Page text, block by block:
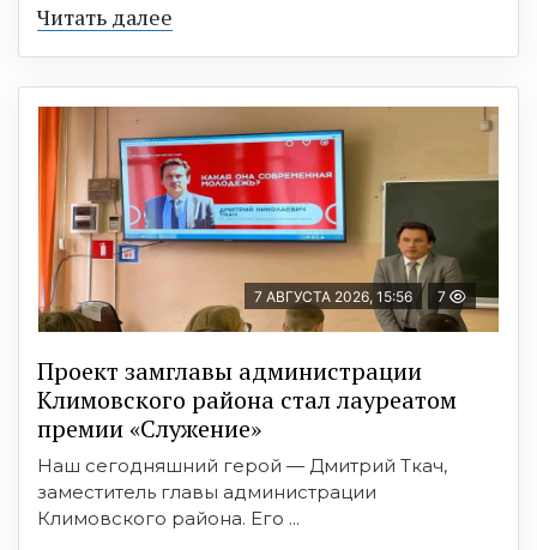
Читать далее
7 АВГУСТА 2026, 15:56 7
Проект замглавы администрации
Климовского района стал лауреатом
премии «Служение»
Наш сегодняшний герой — Дмитрий Ткач,
заместитель главы администрации
Климовского района. Его ...